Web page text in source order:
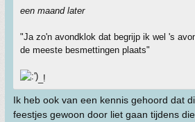
een maand later
"Ja zo'n avondklok dat begrijp ik wel 's
de meeste besmettingen plaats"
_!
Ik heb ook van een kennis gehoord dat
feestjes gewoon door liet gaan tijdens